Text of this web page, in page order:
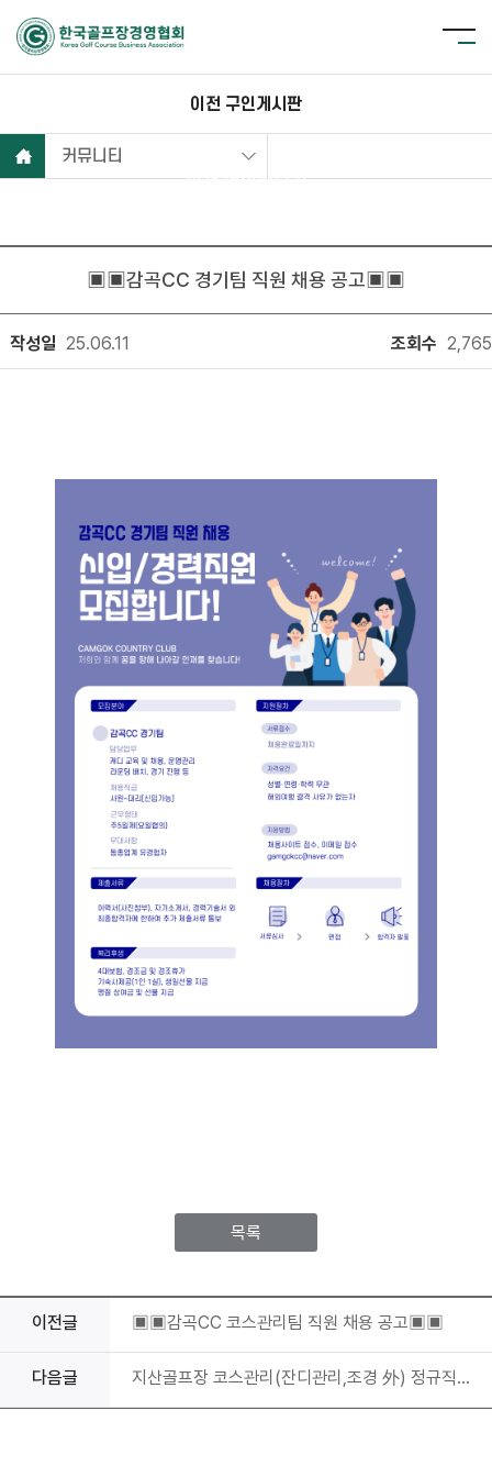
이전 구인게시판
현재 데이터보기
커뮤니티
▣▣감곡CC 경기팀 직원 채용 공고▣▣
작성일 25.06.11 조회수 2,765
목록
이전글 ▣▣감곡CC 코스관리팀 직원 채용 공고▣▣
다음글 지산골프장 코스관리(잔디관리,조경 外) 정규직 채용 공고